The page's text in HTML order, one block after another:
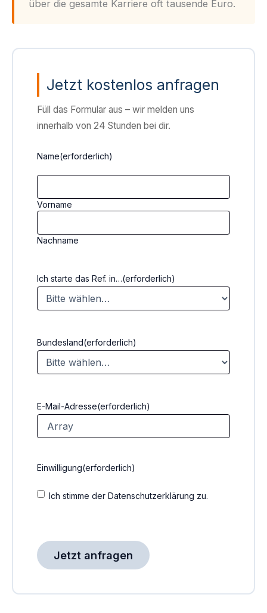
über die gesamte Karriere oft tausende Euro.
Jetzt kostenlos anfragen
Füll das Formular aus – wir melden uns
innerhalb von 24 Stunden bei dir.
Name(erforderlich)
Vorname
Nachname
Ich starte das Ref. in…(erforderlich)
Bundesland(erforderlich)
E-Mail-Adresse(erforderlich)
Einwilligung(erforderlich)
Ich stimme der Datenschutzerklärung zu.